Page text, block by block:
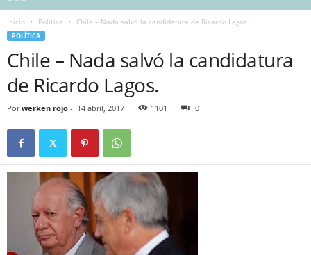
Inicio Política Chile – Nada salvó la candidatura de Ricardo Lagos.
POLÍTICA
Chile – Nada salvó la candidatura
de Ricardo Lagos.
Por werken rojo - 14 abril, 2017 1101 0